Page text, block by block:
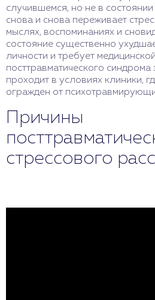
случившемся, но не в
снова и снова переживает
мыслях, воспоминаниях и
состояние существенно
личности и требует
посттравматического
проходит в условиях клиники,
огражден от
Причины
стрессового